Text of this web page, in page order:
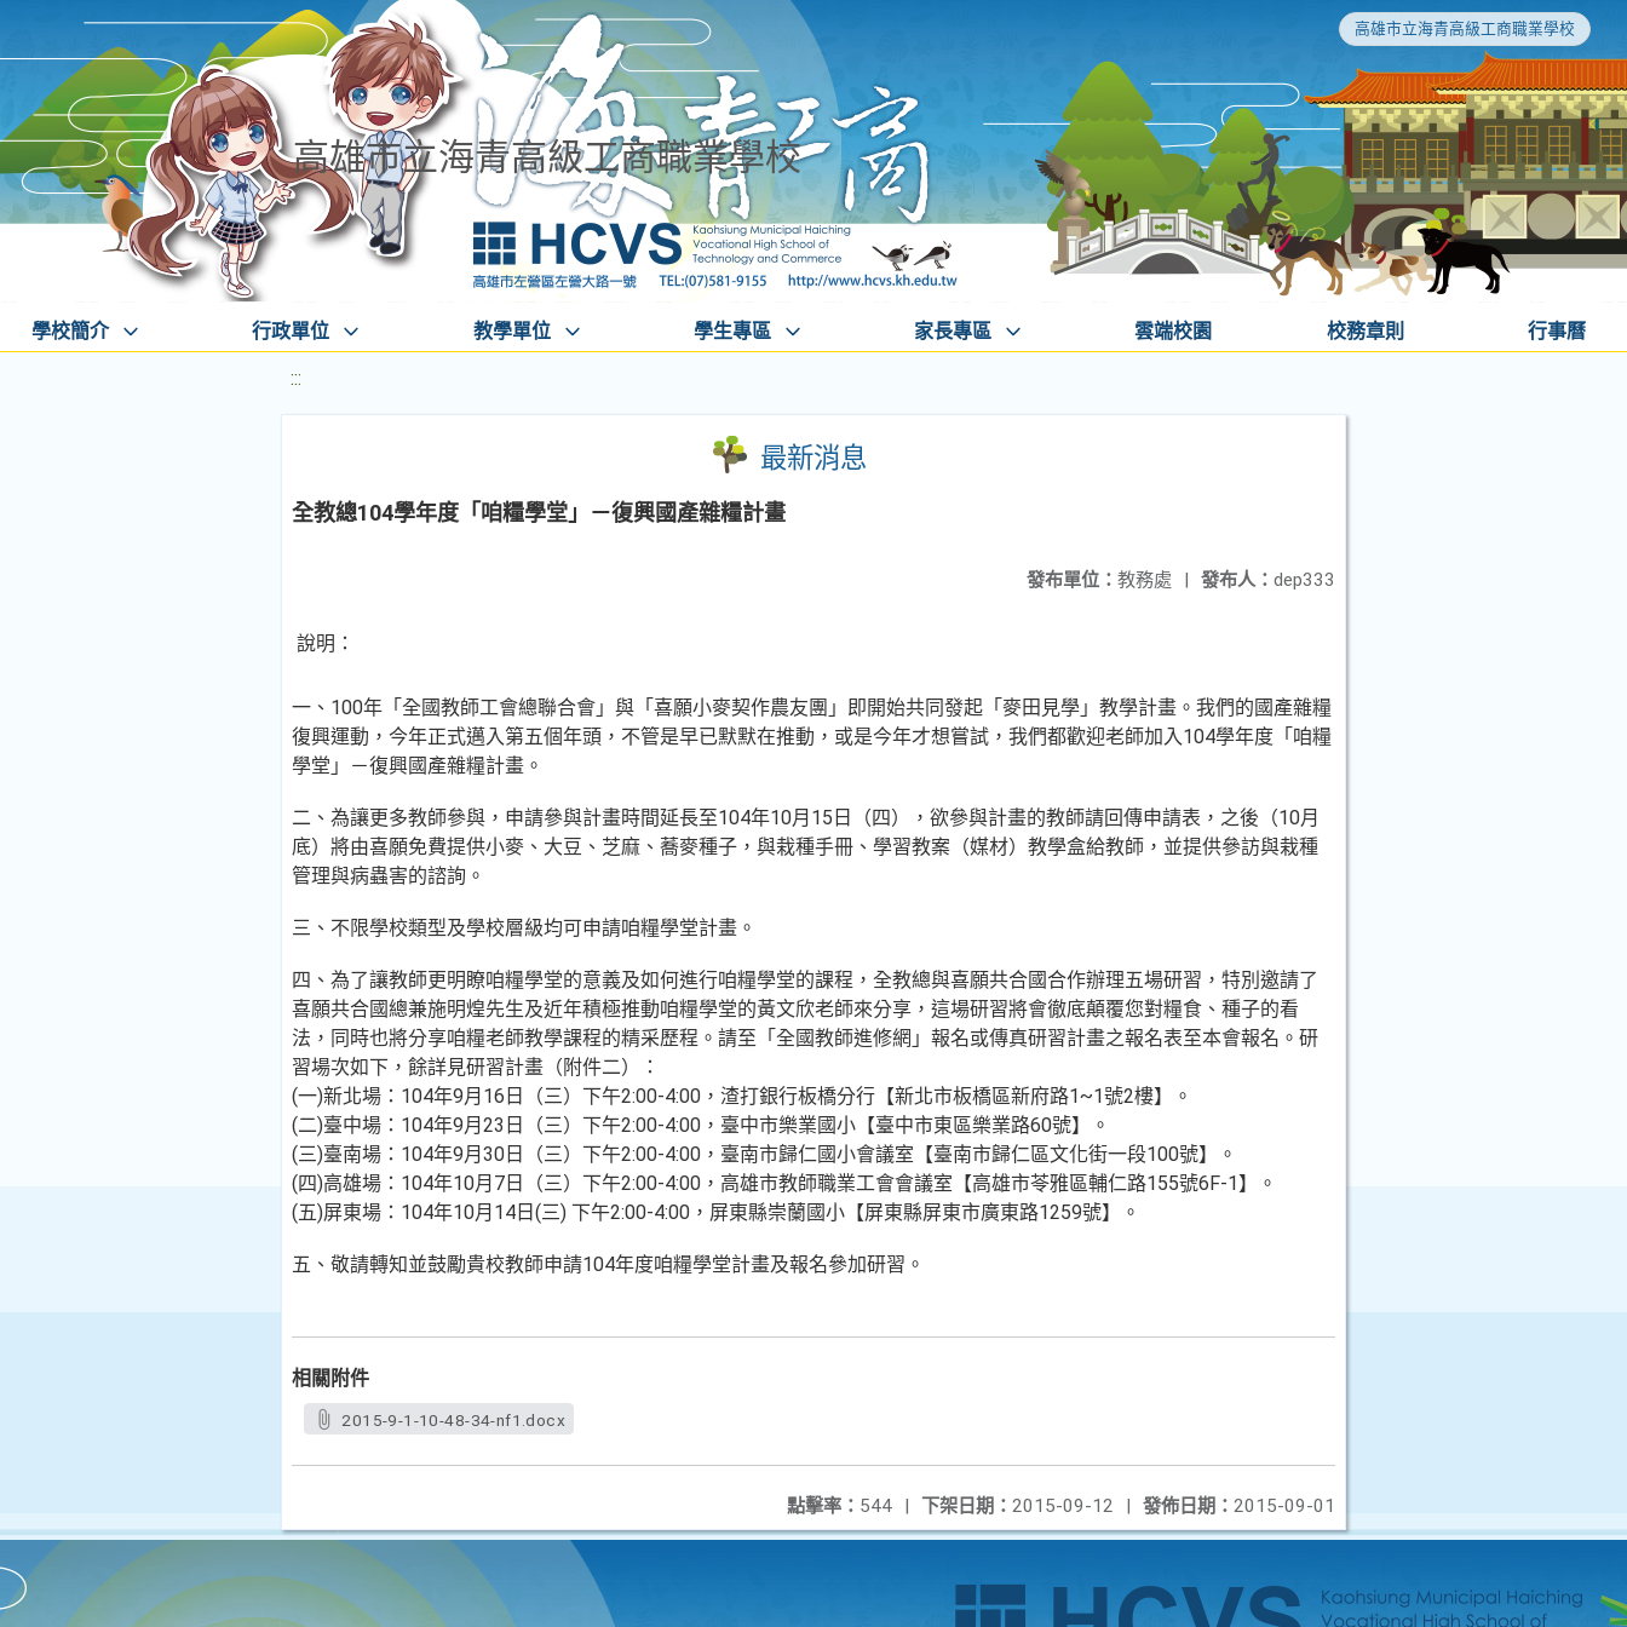
高雄市立海青高級工商職業學校
高雄市立海青高級工商職業學校
學校簡介 行政單位 教學單位 學生專區 家長專區 雲端校園 校務章則 行事曆
:::
最新消息
全教總104學年度「咱糧學堂」－復興國產雜糧計畫
發布人： dep333
發布單位： 教務處 |
說明：
一、100年「全國教師工會總聯合會」與「喜願小麥契作農友團」即開始共同發起「麥田見學」教學計畫。我們的國產雜糧
復興運動，今年正式邁入第五個年頭，不管是早已默默在推動，或是今年才想嘗試，我們都歡迎老師加入104學年度「咱糧
學堂」－復興國產雜糧計畫。
二、為讓更多教師參與，申請參與計畫時間延長至104年10月15日（四），欲參與計畫的教師請回傳申請表，之後（10月
底）將由喜願免費提供小麥、大豆、芝麻、蕎麥種子，與栽種手冊、學習教案（媒材）教學盒給教師，並提供參訪與栽種
管理與病蟲害的諮詢。
三、不限學校類型及學校層級均可申請咱糧學堂計畫。
四、為了讓教師更明瞭咱糧學堂的意義及如何進行咱糧學堂的課程，全教總與喜願共合國合作辦理五場研習，特別邀請了
喜願共合國總兼施明煌先生及近年積極推動咱糧學堂的黃文欣老師來分享，這場研習將會徹底顛覆您對糧食、種子的看
法，同時也將分享咱糧老師教學課程的精采歷程。請至「全國教師進修網」報名或傳真研習計畫之報名表至本會報名。研
習場次如下，餘詳見研習計畫（附件二）：
(一)新北場：104年9月16日（三）下午2:00-4:00，渣打銀行板橋分行【新北市板橋區新府路1~1號2樓】。
(二)臺中場：104年9月23日（三）下午2:00-4:00，臺中市樂業國小【臺中市東區樂業路60號】。
(三)臺南場：104年9月30日（三）下午2:00-4:00，臺南市歸仁國小會議室【臺南市歸仁區文化街一段100號】。
(四)高雄場：104年10月7日（三）下午2:00-4:00，高雄市教師職業工會會議室【高雄市苓雅區輔仁路155號6F-1】。
(五)屏東場：104年10月14日(三) 下午2:00-4:00，屏東縣崇蘭國小【屏東縣屏東市廣東路1259號】。
五、敬請轉知並鼓勵貴校教師申請104年度咱糧學堂計畫及報名參加研習。
相關附件
2015-9-1-10-48-34-nf1.docx
發佈日期： 2015-09-01
下架日期： 2015-09-12 |
點擊率： 544 |